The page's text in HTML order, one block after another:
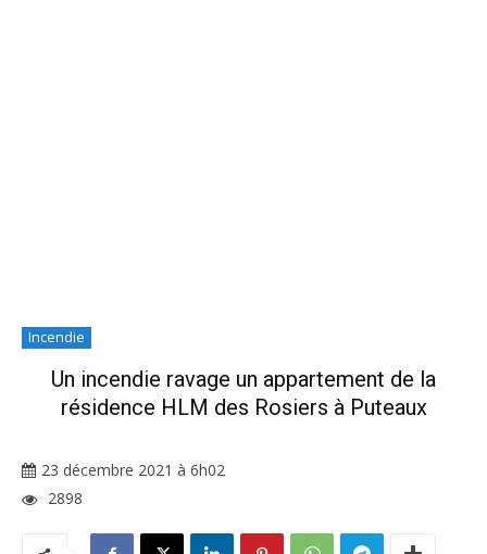
Incendie
Un incendie ravage un appartement de la
résidence HLM des Rosiers à Puteaux
23 décembre 2021 à 6h02
2898